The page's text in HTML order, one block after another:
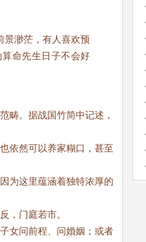
景渺茫，有人喜欢预
命先生日子不会好
畴。据战国竹简中记述，
依然可以养家糊口，甚至
为这里蕴涵着独特浓厚的
，门庭若市。
女问前程、问婚姻；或者